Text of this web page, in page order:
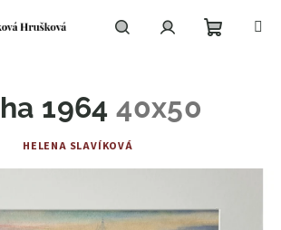
196440x50
HELENA SLAVÍKOVÁ